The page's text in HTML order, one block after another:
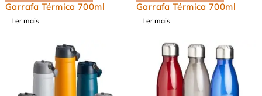
Garrafa Térmica 700ml
Ler mais
Garrafa Térmica 700ml
Ler mais